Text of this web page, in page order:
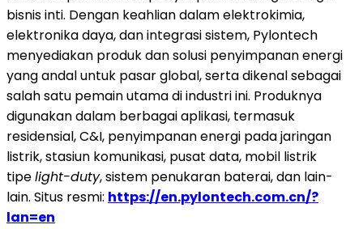
bisnis inti. Dengan keahlian dalam elektrokimia,
elektronika daya, dan integrasi sistem, Pylontech
menyediakan produk dan solusi penyimpanan energi
yang andal untuk pasar global, serta dikenal sebagai
salah satu pemain utama di industri ini. Produknya
digunakan dalam berbagai aplikasi, termasuk
residensial, C&I, penyimpanan energi pada jaringan
listrik, stasiun komunikasi, pusat data, mobil listrik
tipelight-duty, sistem penukaran baterai, dan lain-
lain. Situs resmi: https://en.pylontech.com.cn/?
lan=en